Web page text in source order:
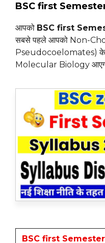
BSC first
आपको BSC first
सबसे पहले आपको Non-
Pseudocoelomates) के
Molecular Biology
BSC first